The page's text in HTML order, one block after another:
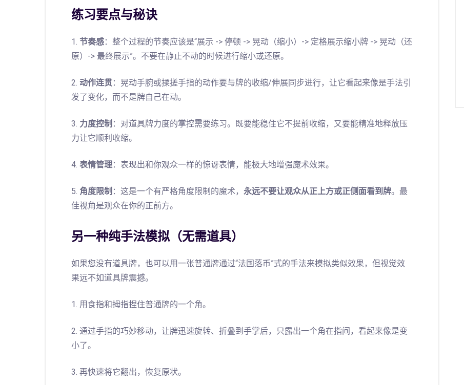
练习要点与秘诀
1. 节奏感：整个过程的节奏应该是“展示 -> 停顿 -> 晃动（缩小）-> 定格展示缩小牌 -> 晃动（还
原）-> 最终展示”。不要在静止不动的时候进行缩小或还原。
2. 动作连贯：晃动手腕或揉搓手指的动作要与牌的收缩/伸展同步进行，让它看起来像是手法引
发了变化，而不是牌自己在动。
3. 力度控制：对道具牌力度的掌控需要练习。既要能稳住它不提前收缩，又要能精准地释放压
力让它顺利收缩。
4. 表情管理：表现出和你观众一样的惊讶表情，能极大地增强魔术效果。
5. 角度限制：这是一个有严格角度限制的魔术， 永远不要让观众从正上方或正侧面看到牌。最
佳视角是观众在你的正前方。
另一种纯手法模拟（无需道具）
如果您没有道具牌，也可以用一张普通牌通过“法国落币”式的手法来模拟类似效果，但视觉效
果远不如道具牌震撼。
1. 用食指和拇指捏住普通牌的一个角。
2. 通过手指的巧妙移动，让牌迅速旋转、折叠到手掌后，只露出一个角在指间，看起来像是变
小了。
3. 再快速将它翻出，恢复原状。